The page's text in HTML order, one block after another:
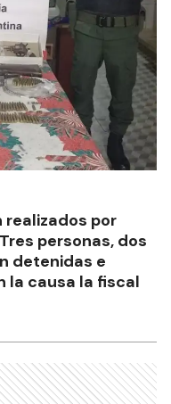
realizados por
personas, dos
detenidas e
la causa la fiscal